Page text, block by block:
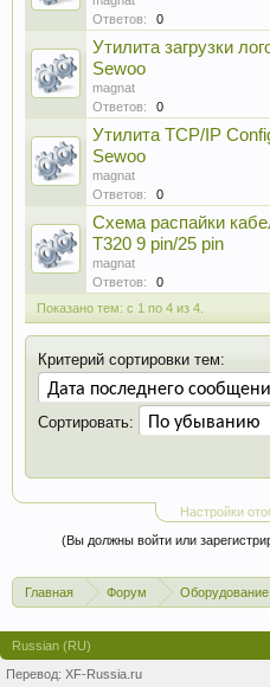
Ответов:
0
Утилита загрузки
Sewoo
magnat
Ответов:
0
Утилита TCP/IP
Sewoo
magnat
Ответов:
0
Схема распайки
T320 9 pin/25 pin
magnat
Ответов:
0
Показано тем: с 1 по 4 из 4.
Настройки
Критерий сортировки тем:
Сортировать:
(Вы должны войти или
Главная Форум Оборудование
Russian (RU)
Перевод: XF-Russia.ru